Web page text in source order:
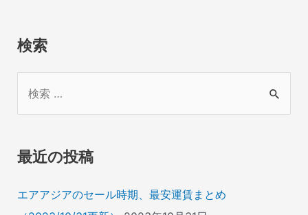
検索
象
最近の投稿
エアアジアのセール時期、最安運賃まとめ